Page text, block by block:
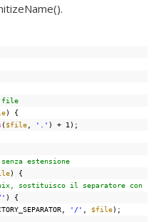
file
) {
($file '.' ) + 1);
estensione
) {
sostituisco il separatore con
' ) {
'/' $file);